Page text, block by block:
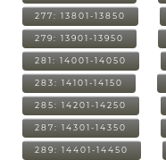
277: 13801-13850
279: 13901-13950
281: 14001-14050
283: 14101-14150
285: 14201-14250
287: 14301-14350
289: 14401-14450